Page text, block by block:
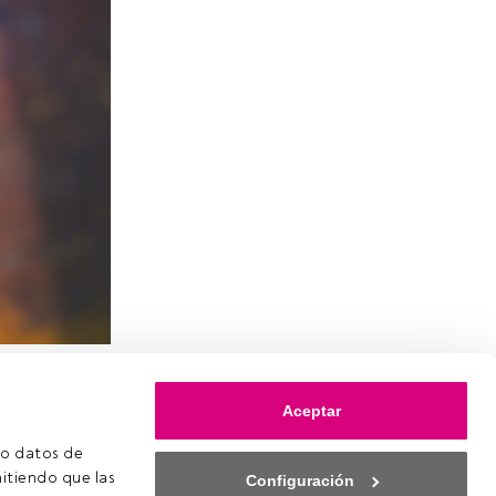
datos de
que las
Aceptar
Configuración
Tyagi,